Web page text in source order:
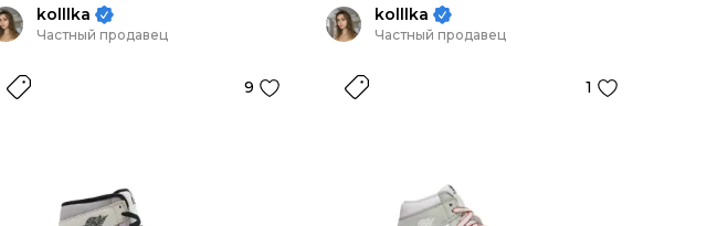
kolllka
Частный продавец
9
kolllka
Частный продавец
1